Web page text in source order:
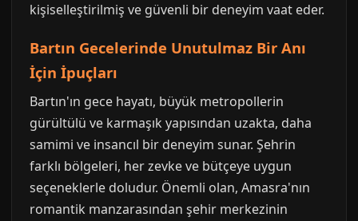
kişiselleştirilmiş ve güvenli bir deneyim vaat eder.
Bartın Gecelerinde Unutulmaz Bir Anı
İçin İpuçları
Bartın'ın gece hayatı, büyük metropollerin
gürültülü ve karmaşık yapısından uzakta, daha
samimi ve insancıl bir deneyim sunar. Şehrin
farklı bölgeleri, her zevke ve bütçeye uygun
seçeneklerle doludur. Önemli olan, Amasra'nın
romantik manzarasından şehir merkezinin